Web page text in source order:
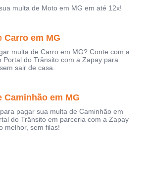
multa de Moto em MG em até 12x!
Carro em MG
multa de Carro em MG? Conte com a
Portal do Trânsito com a Zapay para
sair de casa.
Caminhão em MG
pagar sua multa de Caminhão em
do Trânsito em parceria com a Zapay
melhor, sem filas!